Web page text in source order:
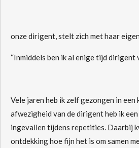
onze dirigent, stelt zich met haar
“Inmiddels ben ik al enige tijd dirigent
Vele jaren heb ik zelf gezongen in een
afwezigheid van de dirigent heb ik
ingevallen tijdens repetities. Daarbij
ontdekking hoe fijn het is om samen